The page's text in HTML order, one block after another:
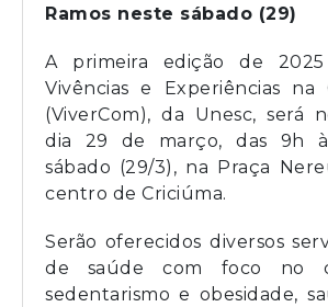
Ramos neste sábado (29)
A primeira edição de
Vivências e Experiências na
(ViverCom), da Unesc, será
dia 29 de março, das 9h
sábado (29/3), na Praça
centro de Criciúma.
Serão oferecidos diversos
de saúde com foco no
sedentarismo e obesidade,